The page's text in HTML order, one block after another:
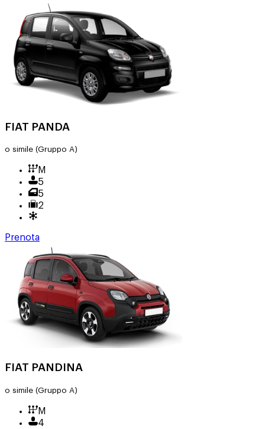
FIAT PANDA
o simile (Gruppo A)
M
5
5
2
Prenota
FIAT PANDINA
o simile (Gruppo A)
M
4